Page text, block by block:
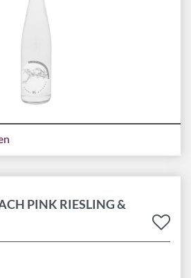
PINK RIESLING &